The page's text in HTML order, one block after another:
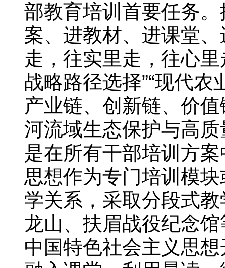
部教育培训首要任务。
案、进教材、进课堂、
走，往实里走，往心
战略路径选择”“现代农
产业链、创新链、价值
河流域生态保护与高
是在所有干部培训方
思想作为专门培训模
学关系，采取分段式
龙山、扶眉战役纪念
中国特色社会主义思